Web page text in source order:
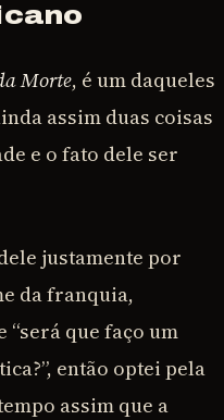
Morte, é um daqueles
assim duas coisas
e o fato dele ser
justamente por
da franquia,
“será que faço um
então optei pela
assim que a